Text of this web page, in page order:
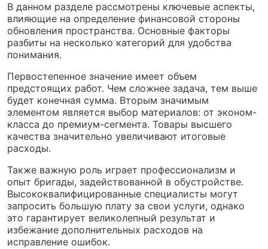
В данном разделе рассмотрены ключевые аспекты,
влияющие на определение финансовой стороны
обновления пространства. Основные факторы
разбиты на несколько категорий для удобства
понимания.
Первостепенное значение имеет объем
предстоящих работ. Чем сложнее задача, тем выше
будет конечная сумма. Вторым значимым
элементом является выбор материалов: от эконом-
класса до премиум-сегмента. Товары высшего
качества значительно увеличивают итоговые
расходы.
Также важную роль играет профессионализм и
опыт бригады, задействованной в обустройстве.
Высококвалифицированные специалисты могут
запросить большую плату за свои услуги, однако
это гарантирует великолепный результат и
избежание дополнительных расходов на
исправление ошибок.